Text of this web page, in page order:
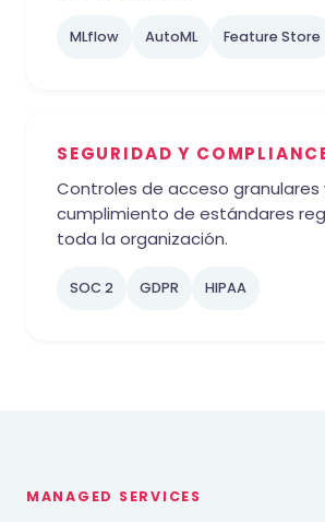
MLflow AutoML Feature Store
SEGURIDAD Y
Controles de acceso granulares
cumplimiento de estándares
toda la organización.
SOC 2 GDPR HIPAA
MANAGED SERVICES